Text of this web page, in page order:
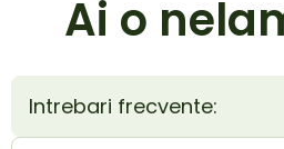
Ai o
Intrebari frecvente: